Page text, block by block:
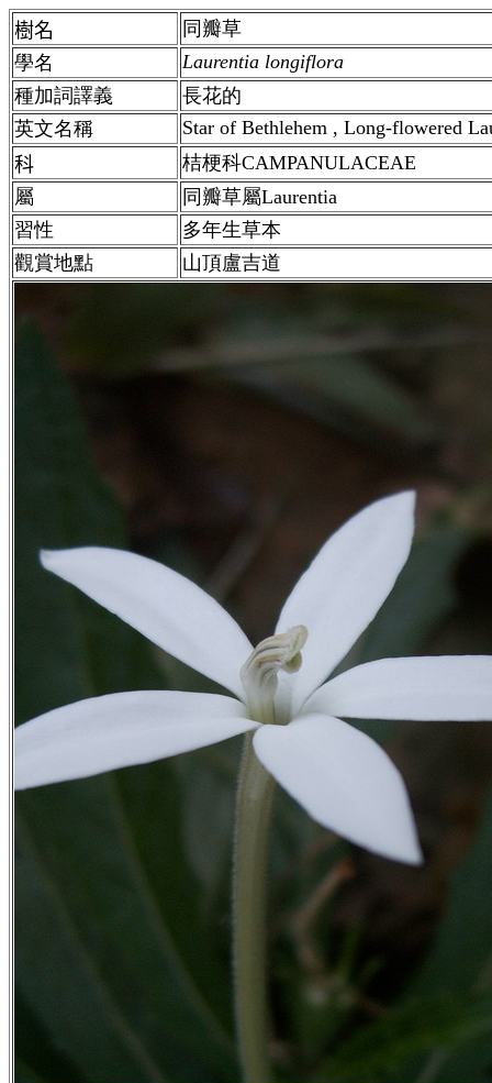
樹名
同瓣草
學名
Laurentia longiflora
種加詞譯義
長花的
英文名稱
Star of Bethlehem , Long-flowered
科
桔梗科CAMPANULACEAE
屬
同瓣草屬Laurentia
習性
多年生草本
觀賞地點
山頂盧吉道